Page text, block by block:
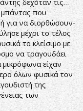
δεχόταν τις…
μπάντας που
για να διορθώσουν-
μέχρι το τέλος
το κλείσιμο με
να τραγουδάει
μικρόφωνα είχαν
όλων φυσικά τον
της
των